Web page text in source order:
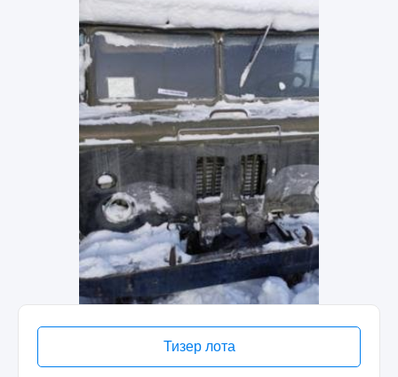
Тизер лота